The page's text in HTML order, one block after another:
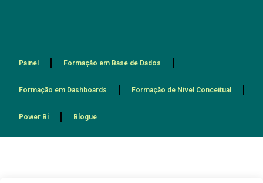
Painel Formação em Base de Dados
Formação em Dashboards Formação de Nível Conceitual
Power Bi Blogue